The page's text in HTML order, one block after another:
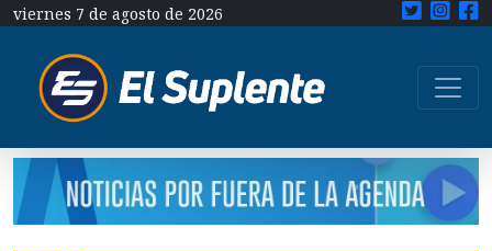
viernes 7 de agosto de 2026